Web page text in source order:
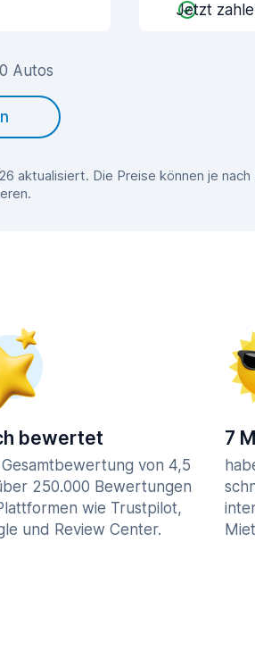
Jetzt
Autos
aktualisiert. Die Preise können je
bewertet
Gesamtbewertung von 4,5
250.000 Bewertungen
wie Trustpilot,
und Review Center.
7